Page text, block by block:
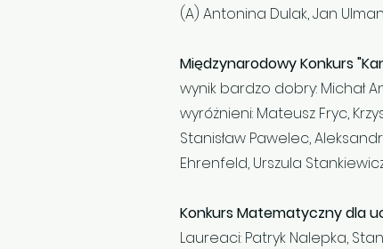
(A) Antonina Dulak, Jan Ulman
Międzynarodowy Konkurs
wynik bardzo dobry: Michał
wyróżnieni: Mateusz Fryc,
Stanisław Pawelec,
Ehrenfeld, Urszula
Konkurs Matematyczny dla
Laureaci: Patryk Nalepka,